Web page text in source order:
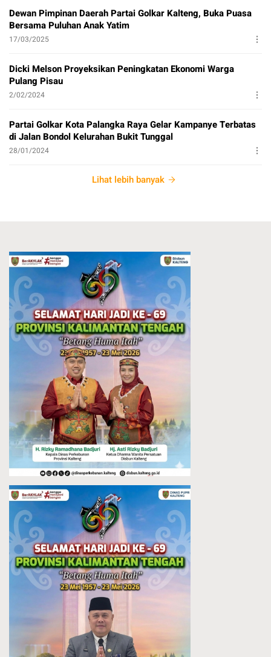
Dewan Pimpinan Daerah Partai Golkar Kalteng, Buka Puasa
Bersama Puluhan Anak Yatim
17/03/2025
Dicki Melson Proyeksikan Peningkatan Ekonomi Warga
Pulang Pisau
2/02/2024
Partai Golkar Kota Palangka Raya Gelar Kampanye Terbatas
di Jalan Bondol Kelurahan Bukit Tunggal
28/01/2024
Lihat lebih banyak